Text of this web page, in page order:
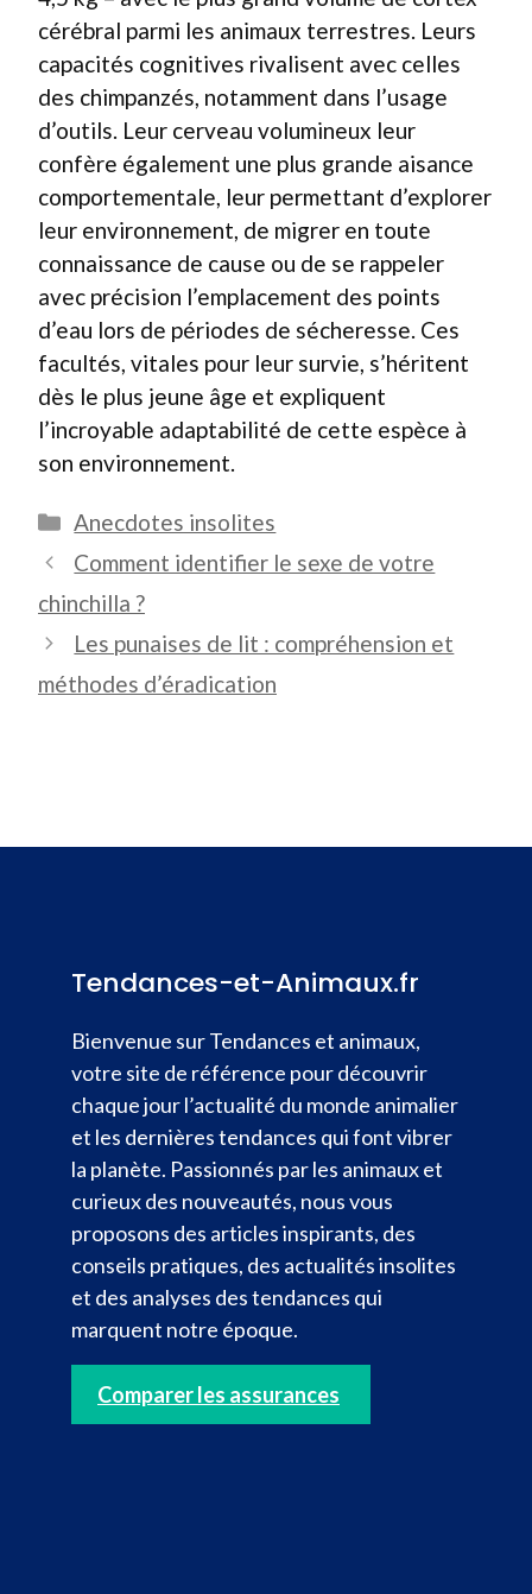
cérébral parmi les animaux terrestres. Leurs
capacités cognitives rivalisent avec celles
des chimpanzés, notamment dans l’usage
d’outils. Leur cerveau volumineux leur
confère également une plus grande aisance
comportementale, leur permettant d’explorer
leur environnement, de migrer en toute
connaissance de cause ou de se rappeler
avec précision l’emplacement des points
d’eau lors de périodes de sécheresse. Ces
facultés, vitales pour leur survie, s’héritent
dès le plus jeune âge et expliquent
l’incroyable adaptabilité de cette espèce à
son environnement.
Catégories
Anecdotes insolites
Comment identifier le sexe de votre
chinchilla ?
Les punaises de lit : compréhension et
méthodes d’éradication
Tendances-et-Animaux.fr
Bienvenue sur Tendances et animaux,
votre site de référence pour découvrir
chaque jour l’actualité du monde animalier
et les dernières tendances qui font vibrer
la planète. Passionnés par les animaux et
curieux des nouveautés, nous vous
proposons des articles inspirants, des
conseils pratiques, des actualités insolites
et des analyses des tendances qui
marquent notre époque.
Comparer les assurances